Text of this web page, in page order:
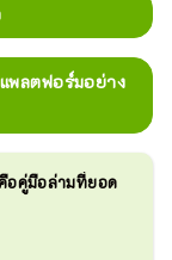
พลตฟอร์มอย่าง
อคู่มือล่ามที่ยอด